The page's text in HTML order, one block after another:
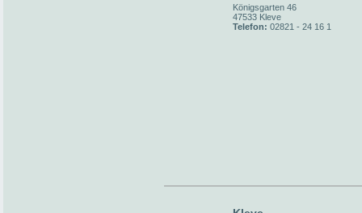
Königsgarten 46
47533 Kleve
Telefon: 02821 - 24 16 1